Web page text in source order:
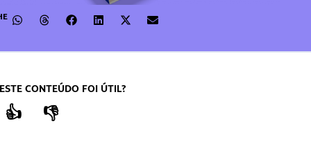
ESTE CONTEÚDO FOI ÚTIL?
👍 👎